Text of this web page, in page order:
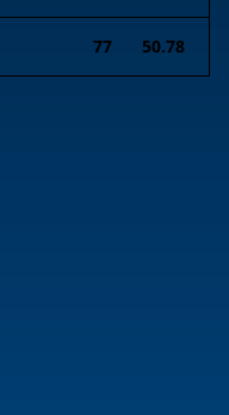
77 50.78